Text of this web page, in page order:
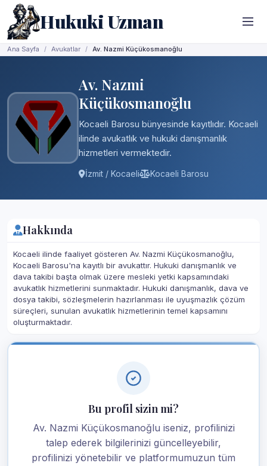
Hukuki Uzman
Ana Sayfa Avukatlar Av. Nazmi Küçükosmanoğlu
Av. Nazmi
Küçükosmanoğlu
Kocaeli Barosu bünyesinde kayıtlıdır. Kocaeli
ilinde avukatlık ve hukuki danışmanlık
hizmetleri vermektedir.
İzmit / Kocaeli Kocaeli Barosu
Hakkında
Kocaeli ilinde faaliyet gösteren Av. Nazmi Küçükosmanoğlu,
Kocaeli Barosu'na kayıtlı bir avukattır. Hukuki danışmanlık ve
dava takibi başta olmak üzere mesleki yetki kapsamındaki
avukatlık hizmetlerini sunmaktadır. Hukuki danışmanlık, dava ve
dosya takibi, sözleşmelerin hazırlanması ile uyuşmazlık çözüm
süreçleri, sunulan avukatlık hizmetlerinin temel kapsamını
oluşturmaktadır.
Bu profil sizin mi?
Av. Nazmi Küçükosmanoğlu iseniz, profilinizi
talep ederek bilgilerinizi güncelleyebilir,
profilinizi yönetebilir ve platformumuzun tüm